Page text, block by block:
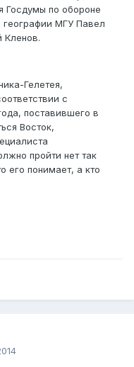
Госдумы по обороне
географии МГУ Павел
Кленов.
Гелетея,
с
поставившего в
Восток,
пройти нет так
его понимает, а кто